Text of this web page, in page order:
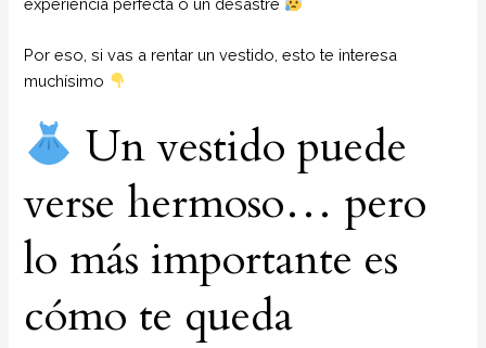
Por eso, si vas a rentar un vestido, esto te interesa
muchísimo
Un vestido puede
verse hermoso… pero
lo más importante es
cómo te queda